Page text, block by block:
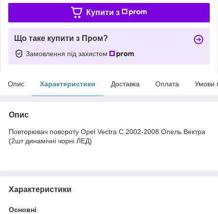
Купити з
Що таке купити з Пром?
Замовлення під захистом
Опис Характеристики Доставка Оплата Умови
Опис
Повторювач повороту Opel Vectra C 2002-2008 Опель Вектра
(2шт динамічні чорні ЛЕД)
Характеристики
Основні